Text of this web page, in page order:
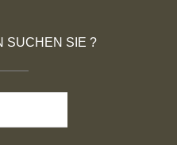
SUCHEN SIE ?